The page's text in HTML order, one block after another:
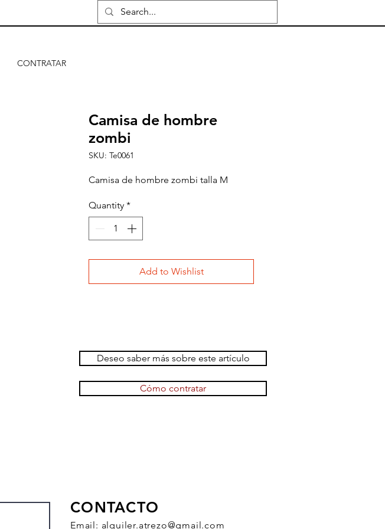
CONTRATAR
Camisa de hombre
zombi
SKU: Te0061
Camisa de hombre zombi talla M
Quantity *
Add to Wishlist
Deseo saber más sobre este artículo
Cómo contratar
CONTACTO
Email: alquiler.atrezo@gmail.com